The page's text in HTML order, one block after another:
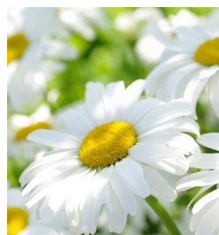
Перейти
к
содержимому